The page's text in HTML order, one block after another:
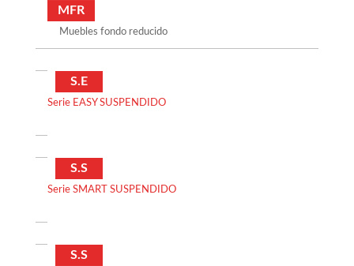
MFR
Muebles fondo reducido
S.E
Serie EASY SUSPENDIDO
S.S
Serie SMART SUSPENDIDO
S.S